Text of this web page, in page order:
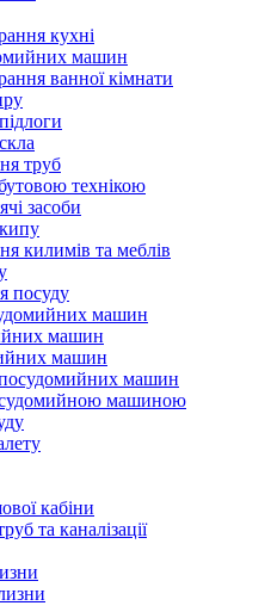
кухні
машин
ванної кімнати
труб
технікою
засоби
килимів та меблів
посуду
машин
машин
машин
посудомийних машин
машиною
кабіни
та каналізації